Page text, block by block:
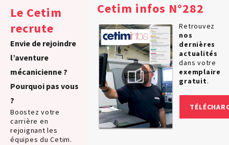
Cetim infos N°282
Retrouvez
nos
dernières
actualités
dans votre
exemplaire
gratuit.
Le Cetim
recrute
Envie de rejoindre
l’aventure
mécanicienne ?
Pourquoi pas vous
?
Boostez votre
carrière en
rejoignant les
équipes du Cetim.